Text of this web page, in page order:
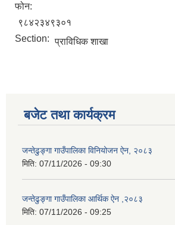
फोन:
९८४२३४९३०१
Section: प्राविधिक शाखा
बजेट तथा कार्यक्रम
जन्तेढुङ्गा गाउँपालिका विनियोजन ऐन, २०८३
मिति: 07/11/2026 - 09:30
जन्तेढुङ्गा गाउँपालिका आर्थिक ऐन ,२०८३
मिति: 07/11/2026 - 09:25